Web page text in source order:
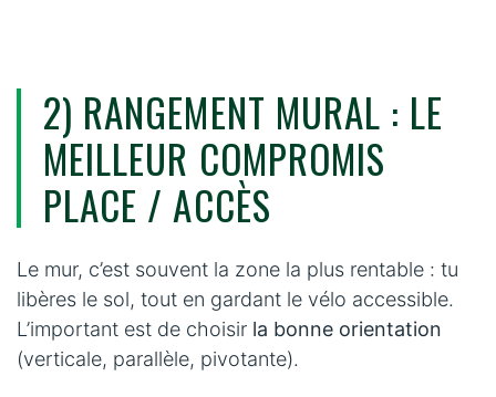
2) RANGEMENT MURAL : LE
MEILLEUR COMPROMIS
PLACE / ACCÈS
Le mur, c’est souvent la zone la plus rentable : tu
libères le sol, tout en gardant le vélo accessible.
L’important est de choisir la bonne orientation
(verticale, parallèle, pivotante).